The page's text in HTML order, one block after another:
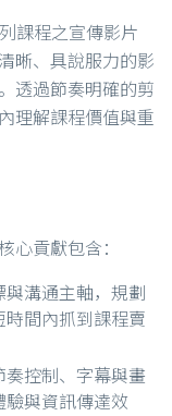
課程之宣傳影片
晰、具說服力的影
透過節奏明確的剪
理解課程價值與重
心貢獻包含：
與溝通主軸，規劃
間內抓到課程賣
奏控制、字幕與畫
與資訊傳達效